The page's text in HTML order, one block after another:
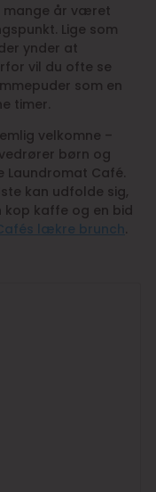
mange år været
Lige som
ynder at
vil du ofte se
som en
timer.
velkomne –
børn og
Café.
kan udfolde sig,
kop kaffe og en bid
lækre brunch